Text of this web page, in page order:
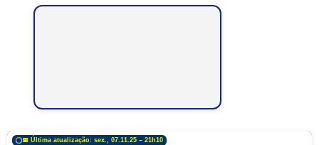
📅 Última atualização: sex., 07.11.25 – 21h10